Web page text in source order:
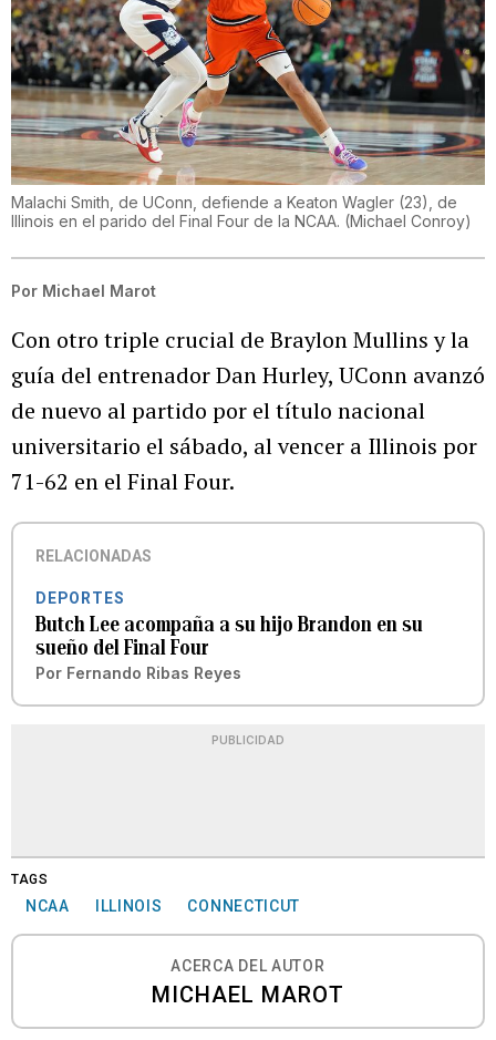
Malachi Smith, de UConn, defiende a Keaton Wagler (23), de
Illinois en el parido del Final Four de la NCAA. (Michael Conroy)
Por Michael Marot
Con otro triple crucial de Braylon Mullins y la
guía del entrenador Dan Hurley, UConn avanzó
de nuevo al partido por el título nacional
universitario el sábado, al vencer a Illinois por
71-62 en el Final Four.
RELACIONADAS
DEPORTES
Butch Lee acompaña a su hijo Brandon en su
sueño del Final Four
Por Fernando Ribas Reyes
PUBLICIDAD
TAGS
NCAA ILLINOIS CONNECTICUT
ACERCA DEL AUTOR
MICHAEL MAROT